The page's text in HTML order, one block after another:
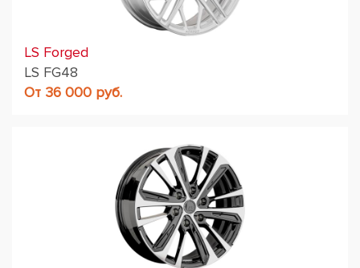
LS Forged
LS FG48
От 36 000 руб.